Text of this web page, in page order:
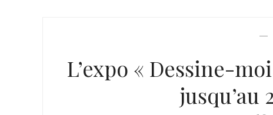
—
L’expo « Dessine-
jusqu’au